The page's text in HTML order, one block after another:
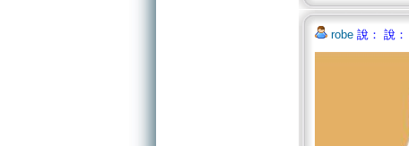
robe 說： 說：